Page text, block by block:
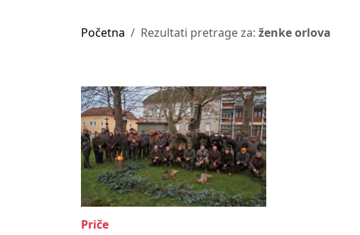
Početna Rezultati pretrage za: ženke orlova
Priče